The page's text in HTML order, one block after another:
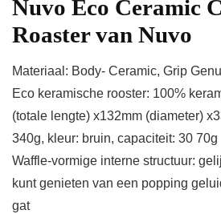
Nuvo Eco Ceramic
Roaster van Nuvo
Materiaal: Body- Ceramic, Grip
Eco keramische rooster: 100%
(totale lengte) x132mm (diameter)
340g, kleur: bruin, capaciteit: 30 70g
Waffle-vormige interne structuur:
kunt genieten van een popping
gat